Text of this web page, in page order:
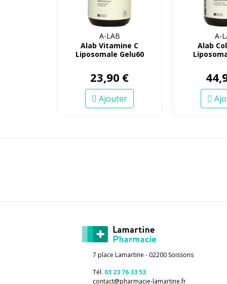
A-LAB
Alab Vitamine C
Liposomale Gelu60
23,90 €
Ajouter
A-
Alab
44,
7 place Lamartine - 02200 Soissons
Tél. 03 23 76 33 53
contact@pharmacie-lamartine.fr